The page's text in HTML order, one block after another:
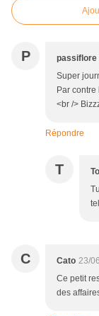
P passiflore
Super
Par
<br />
Répondre
T
C Cato 23/
Ce petit
des